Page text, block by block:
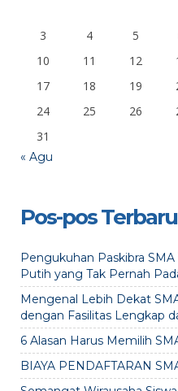
3
4 5
10
11 12
17
18 19
24
25 26
31
« Agu
Pos-pos Terbaru
Pengukuhan Paskibra
Putih yang Tak Pernah
Mengenal Lebih Dekat
dengan Fasilitas Lengkap
6 Alasan Harus Memilih
BIAYA PENDAFTARAN